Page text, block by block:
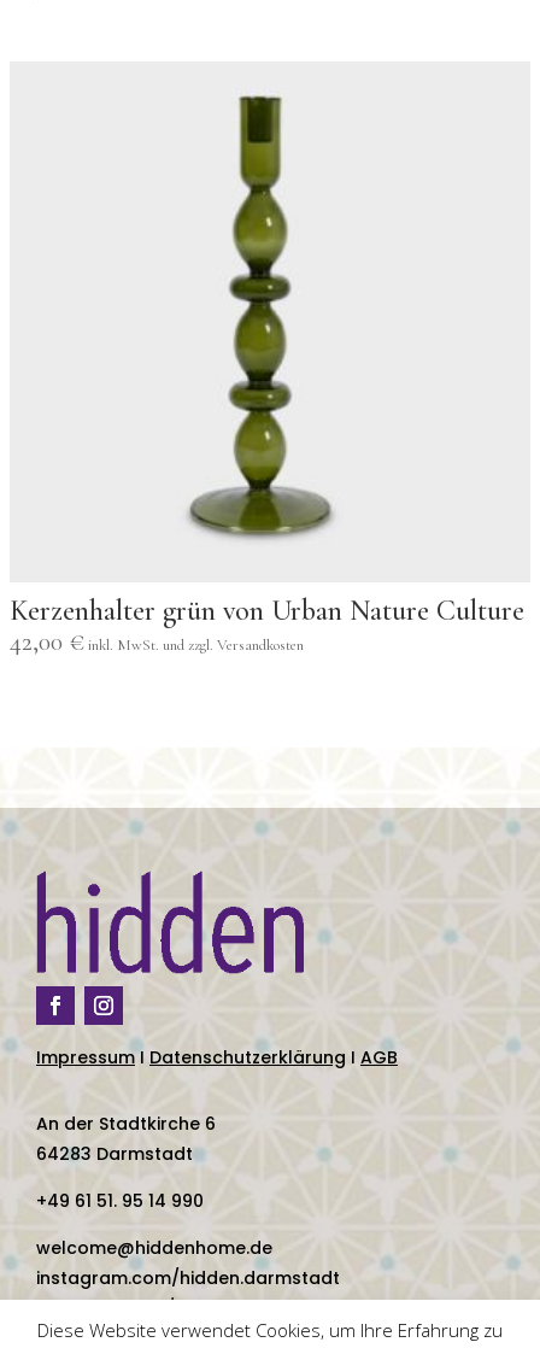
Kerzenhalter grün von Urban Nature Culture
42,00 €
ImpressumI Datenschutzerklärung I AGB
An der Stadtkirche 6
64283 Darmstadt
+49 61 51. 95 14 990
welcome@hiddenhome.de
instagram.com/hidden.darmstadt
Diese Website verwendet Cookies, um Ihre Erfahrung zu